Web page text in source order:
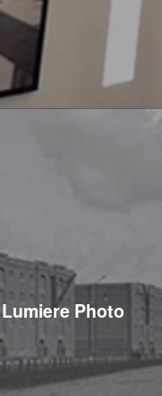
Lumiere Photo